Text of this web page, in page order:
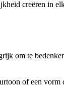
creëren in
om te
of een